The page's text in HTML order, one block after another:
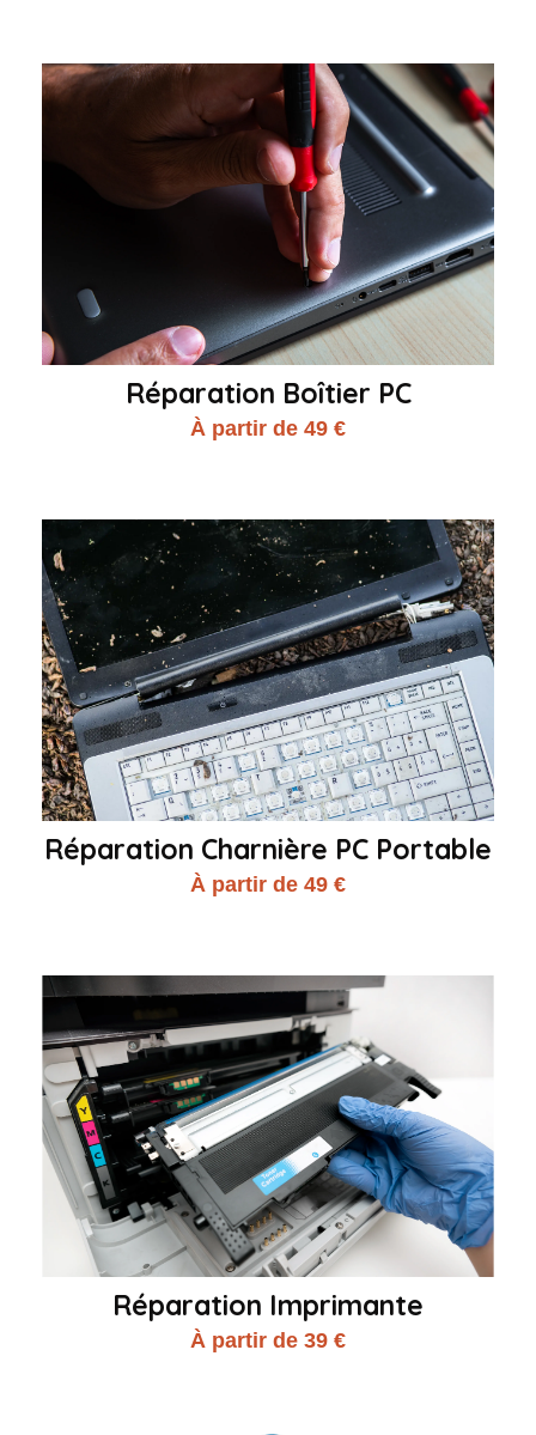
Réparation Boîtier PC
À partir de 49 €
Réparation Charnière PC Portable
À partir de 49 €
Réparation Imprimante
À partir de 39 €